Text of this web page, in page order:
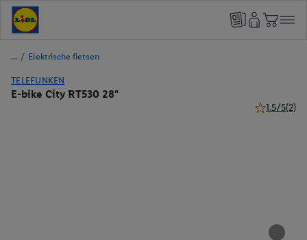
/ Elektrische fietsen
TELEFUNKEN
E-bike City RT530 28"
1.5/5(2)